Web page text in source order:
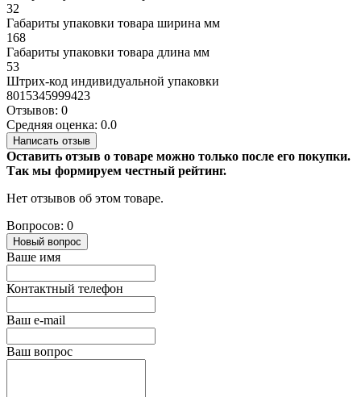
32
Габариты упаковки товара ширина мм
168
Габариты упаковки товара длина мм
53
Штрих-код индивидуальной упаковки
8015345999423
Отзывов: 0
Средняя оценка: 0.0
Написать отзыв
Оставить отзыв о товаре можно только после его покупки.
Так мы формируем честный рейтинг.
Нет отзывов об этом товаре.
Вопросов: 0
Новый вопрос
Ваше имя
Контактный телефон
Ваш e-mail
Ваш вопрос